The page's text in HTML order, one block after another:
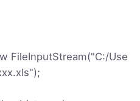
FileInputStream("C:/Use